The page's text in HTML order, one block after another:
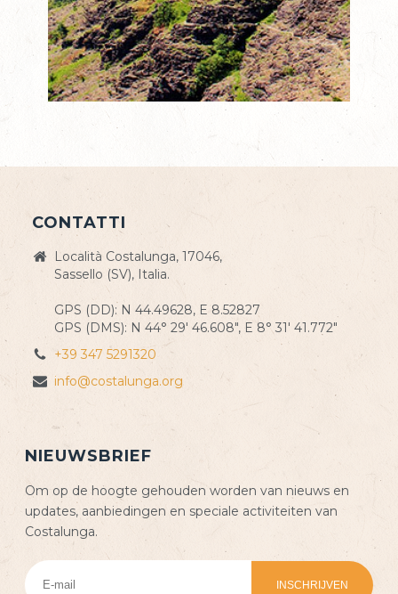
CONTATTI
Località Costalunga, 17046,
Sassello (SV), Italia.
GPS (DD): N 44.49628, E 8.52827
GPS (DMS): N 44° 29' 46.608", E 8° 31' 41.772"
+39 347 5291320
info@costalunga.org
NIEUWSBRIEF
Om op de hoogte gehouden worden van nieuws en
updates, aanbiedingen en speciale activiteiten van
Costalunga.